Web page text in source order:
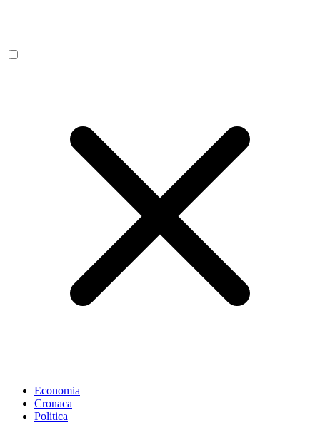
Economia
Cronaca
Politica